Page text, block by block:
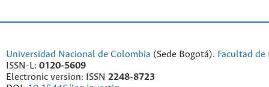
Universidad Nacional de Colombia (Sede Bogotá). Facultad
ISSN-L: 0120-5609
Electronic version: ISSN 2248-8723